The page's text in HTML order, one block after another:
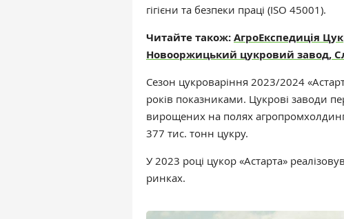
гігієни та безпеки праці (ISO 45001).
Читайте також:АгроЕкспедиція
Новооржицький цукровий завод,
Сезон цукроваріння 2023/2024
років показниками. Цукрові заводи
вирощених на полях
377 тис. тонн цукру.
У 2023 році цукор «Астарта»
ринках.